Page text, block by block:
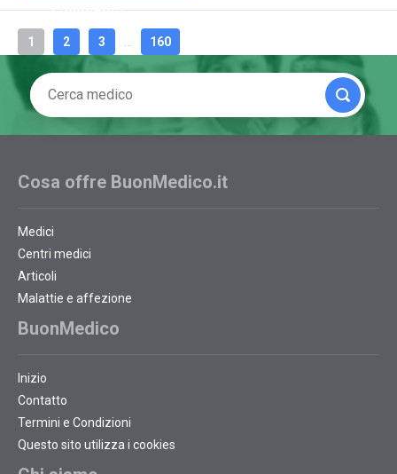
commento
1 2 3 160
Cosa offre BuonMedico.it
Medici
Centri medici
Articoli
Malattie e affezione
BuonMedico
Inizio
Contatto
Termini e Condizioni
Questo sito utilizza i cookies